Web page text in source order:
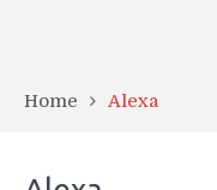
Home Alexa